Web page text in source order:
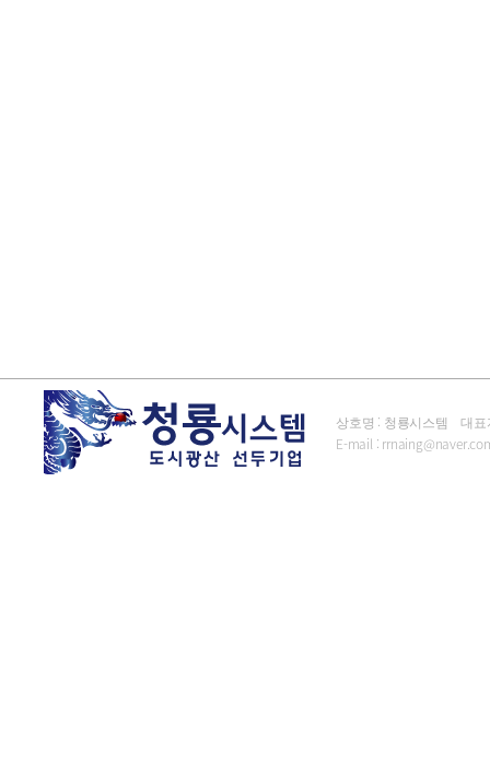
상호명 : 청룡시스템 대표
E-mail :